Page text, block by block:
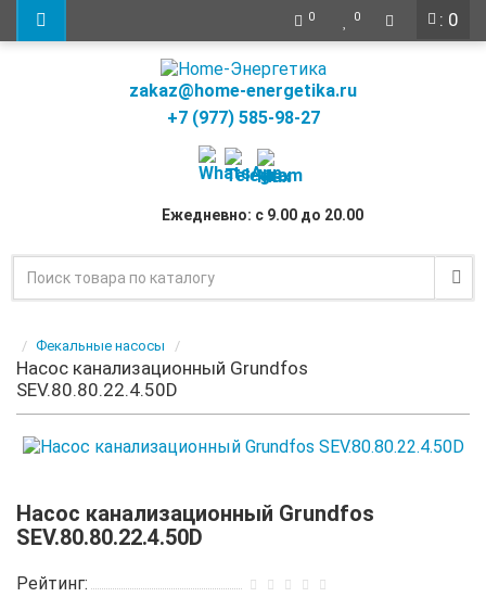
: 0
0 0
zakaz@home-energetika.ru
+7 (977) 585-98-27
Ежедневно: с 9.00 до 20.00
Фекальные насосы
Насос канализационный Grundfos
SEV.80.80.22.4.50D
Насос канализационный Grundfos
SEV.80.80.22.4.50D
Рейтинг: